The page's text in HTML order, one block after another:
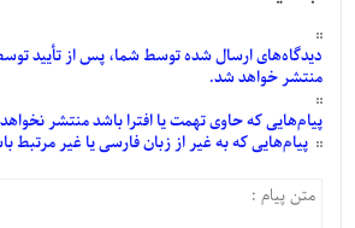
دیدگاه‌هایارسالشدهتوسط شما، پس ازتأیید
منتشر خواهد شد.
پیام‌هاییکه حاوی تهمت یا افترا باشد منتشر
پیام‌هاییکه به غیر از زبان فارسی یا غیر مرتبط